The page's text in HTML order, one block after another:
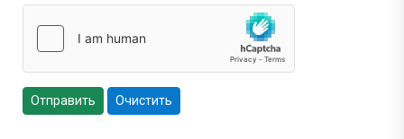
Отправить Очистить